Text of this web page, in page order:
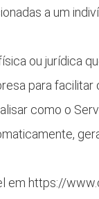
a um
ou jurídica
para
como o
em https://